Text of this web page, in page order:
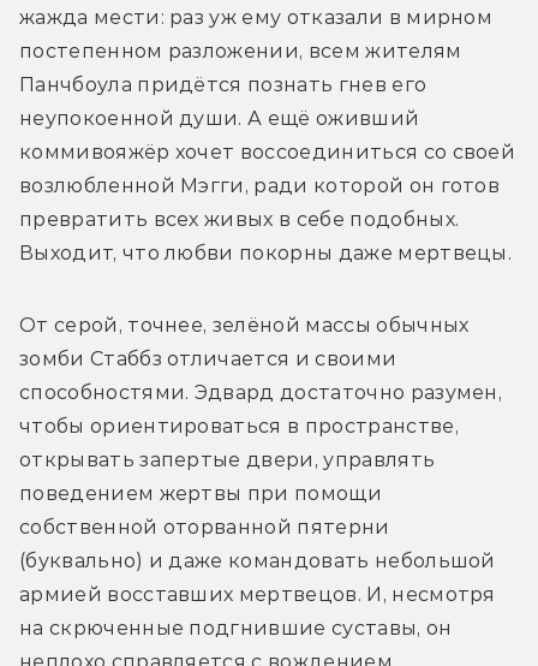
жажда мести: раз уж ему отказали в мирном
постепенном разложении, всем жителям
Панчбоула придётся познать гнев его
неупокоенной души. А ещё оживший
коммивояжёр хочет воссоединиться со своей
возлюбленной Мэгги, ради которой он готов
превратить всех живых в себе подобных.
Выходит, что любви покорны даже мертвецы.
От серой, точнее, зелёной массы обычных
зомби Стаббз отличается и своими
способностями. Эдвард достаточно разумен,
чтобы ориентироваться в пространстве,
открывать запертые двери, управлять
поведением жертвы при помощи
собственной оторванной пятерни
(буквально) и даже командовать небольшой
армией восставших мертвецов. И, несмотря
на скрюченные подгнившие суставы, он
неплохо справляется с вождением